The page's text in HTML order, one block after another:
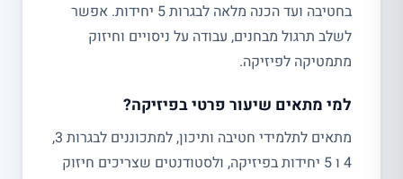
בחטיבה ועד הכנה מלאה לבגרות 5 יחידות. אפשר
לשלב תרגול מבחנים, עבודה על ניסויים וחיזוק
מתמטיקה לפיזיקה.
למי מתאים שיעור פרטי בפיזיקה?
מתאים לתלמידי חטיבה ותיכון, למתכוננים לבגרות 3,
4 ו 5 יחידות בפיזיקה, ולסטודנטים שצריכים חיזוק